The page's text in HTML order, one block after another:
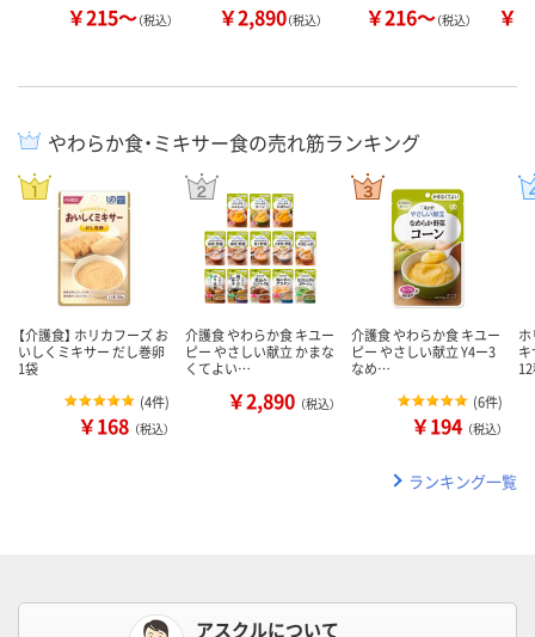
￥215～（税込） ￥2,890（税込） ￥216～（税込） ￥
やわらか食・ミキサー食の売れ筋ランキング
【介護食】 ホリカフーズ お
いしくミキサー だし巻卵
1袋
(4件)
￥168 （税込）
介護食 やわらか食 キユー
ピー やさしい献立 かまな
くてよい…
￥2,890 （税込）
介護食 やわらか食 キユー
ピー やさしい献立 Y4ー3
なめ…
(6件)
￥194 （税込）
ランキング一覧
アスクルについて